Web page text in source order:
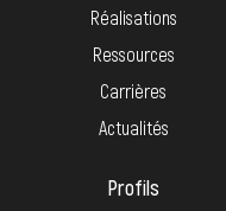
Réalisations
Ressources
Carrières
Actualités
Profils